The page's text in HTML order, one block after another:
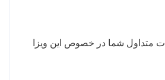
متداول شما در خصوص این ویزا